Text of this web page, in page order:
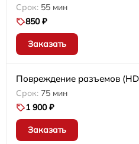
55 мин
850 ₽
Заказать
Повреждение разъемов
75 мин
1 900 ₽
Заказать